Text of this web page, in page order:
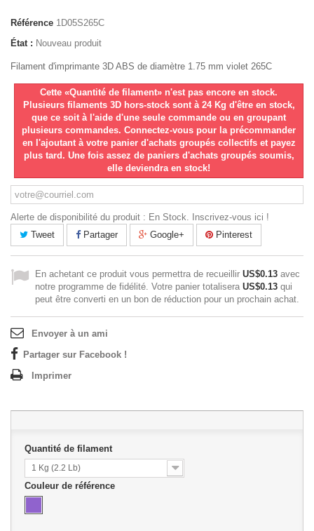
Référence 1D05S265C
État : Nouveau produit
Filament d'imprimante 3D ABS de diamètre 1.75 mm violet 265C
Cette «Quantité de filament» n'est pas encore en stock.
Plusieurs filaments 3D hors-stock sont à 24 Kg d'être en stock,
que ce soit à l'aide d'une seule commande ou en groupant
plusieurs commandes. Connectez-vous pour la précommander
en l'ajoutant à votre panier d'achats groupés collectifs et payez
plus tard. Une fois assez de paniers d'achats groupés soumis,
elle deviendra en stock!
Alerte de disponibilité du produit : En Stock. Inscrivez-vous ici !
Tweet
Partager Google+ Pinterest
En achetant ce produit vous permettra de recueillir US$0.13 avec
notre programme de fidélité. Votre panier totalisera US$0.13 qui
peut être converti en un bon de réduction pour un prochain achat.
Envoyer à un ami
Partager sur Facebook !
Imprimer
Quantité de filament
1 Kg (2.2 Lb)
Couleur de référence